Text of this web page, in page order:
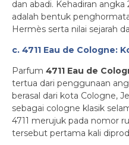
dan abadi. Kehadiran
adalah bentuk
Hermès serta nilai sejarah
c. 4711 Eau de Cologne:
Parfum 4711 Eau de
tertua dari penggunaan
berasal dari kota Cologne,
sebagai cologne klasik
4711 merujuk pada nomor
tersebut pertama kali